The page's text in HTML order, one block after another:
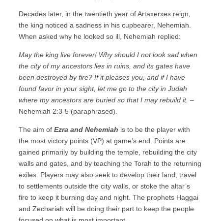
Decades later, in the twentieth year of Artaxerxes reign,
the king noticed a sadness in his cupbearer, Nehemiah.
When asked why he looked so ill, Nehemiah replied:
May the king live forever! Why should I not look sad when
the city of my ancestors lies in ruins, and its gates have
been destroyed by fire? If it pleases you, and if I have
found favor in your sight, let me go to the city in Judah
where my ancestors are buried so that I may rebuild it. –
Nehemiah 2:3-5 (paraphrased).
The aim of Ezra and Nehemiah is to be the player with
the most victory points (VP) at game’s end. Points are
gained primarily by building the temple, rebuilding the city
walls and gates, and by teaching the Torah to the returning
exiles. Players may also seek to develop their land, travel
to settlements outside the city walls, or stoke the altar’s
fire to keep it burning day and night. The prophets Haggai
and Zechariah will be doing their part to keep the people